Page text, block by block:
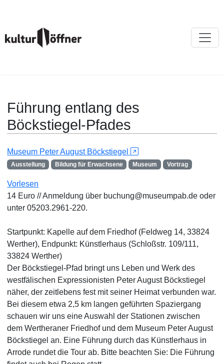
Führung entlang des
Böckstiegel-Pfades
Museum Peter August Böckstiegel
Ausstellung Bildung für Erwachsene Museum Vortrag
Vorlesen
14 Euro // Anmeldung über buchung@museumpab.de oder
unter 05203.2961-220.
Startpunkt: Kapelle auf dem Friedhof (Feldweg 14, 33824
Werther), Endpunkt: Künstlerhaus (Schloßstr. 109/111,
33824 Werther)
Der Böckstiegel-Pfad bringt uns Leben und Werk des
westfälischen Expressionisten Peter August Böckstiegel
näher, der zeitlebens fest mit seiner Heimat verbunden war.
Bei diesem etwa 2,5 km langen geführten Spaziergang
schauen wir uns eine Auswahl der Stationen zwischen
dem Wertheraner Friedhof und dem Museum Peter August
Böckstiegel an. Eine Führung durch das Künstlerhaus in
Arrode rundet die Tour ab. Bitte beachten Sie: Die Führung